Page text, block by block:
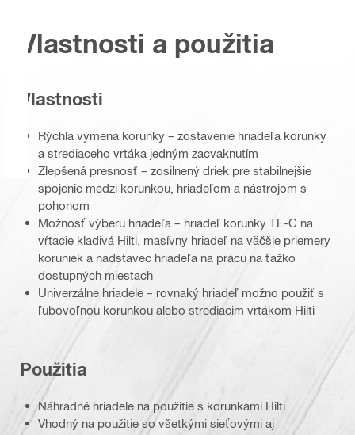
Vlastnosti a použitia
Vlastnosti
Rýchla výmena korunky – zostavenie hriadeľa korunky
a strediaceho vrtáka jedným zacvaknutím
Zlepšená presnosť – zosilnený driek pre stabilnejšie
spojenie medzi korunkou, hriadeľom a nástrojom s
pohonom
Možnosť výberu hriadeľa – hriadeľ korunky TE-C na
vŕtacie kladivá Hilti, masívny hriadeľ na väčšie priemery
koruniek a nadstavec hriadeľa na prácu na ťažko
dostupných miestach
Univerzálne hriadele – rovnaký hriadeľ možno použiť s
ľubovoľnou korunkou alebo strediacim vrtákom Hilti
Použitia
Náhradné hriadele na použitie s korunkami Hilti
Vhodný na použitie so všetkými sieťovými aj